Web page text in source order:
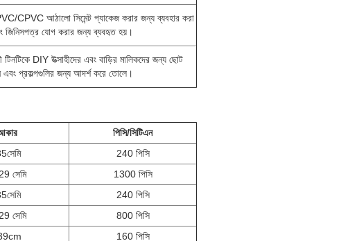
PVC/CPVC আঠালো সিমেন্ট প্যাকেজ করার জন্য ব্যবহার করা
যোগ করার জন্য ব্যবহৃত হয়।
DIY উত্সাহীদের এবং বাড়ির মালিকদের জন্য ছোট
এবং প্রকল্পগুলির জন্য আদর্শ করে তোলে।
পিসি/সিটিএন
240 পিসি
সেমি
1300 পিসি
240 পিসি
সেমি 800 পিসি
160 পিসি